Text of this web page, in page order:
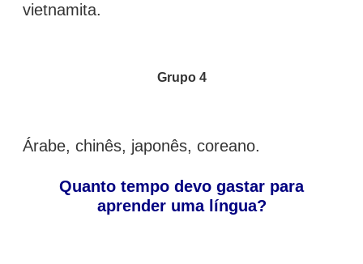
vietnamita.
Grupo 4
Árabe, chinês, japonês, coreano.
Quanto tempo devo gastar para
aprender uma língua?